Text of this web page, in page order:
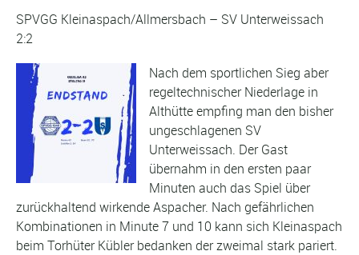
SPVGG Kleinaspach/Allmersbach – SV Unterweissach
2:2
Nach dem sportlichen Sieg aber
regeltechnischer Niederlage in
Althütte empfing man den bisher
ungeschlagenen SV
Unterweissach. Der Gast
übernahm in den ersten paar
Minuten auch das Spiel über
zurückhaltend wirkende Aspacher. Nach gefährlichen
Kombinationen in Minute 7 und 10 kann sich Kleinaspach
beim Torhüter Kübler bedanken der zweimal stark pariert.